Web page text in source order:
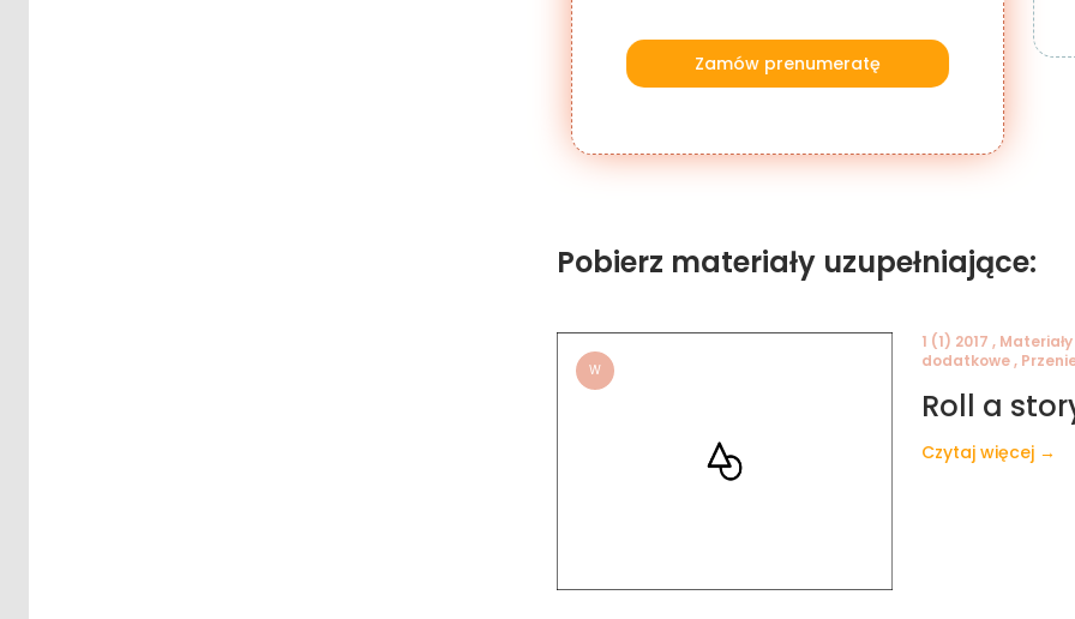
Zamów prenumeratę
Pobierz materiały uzupełniające:
W
1 (1) 2017 , Materiały
dodatkowe ,
Roll a
Czytaj więcej →